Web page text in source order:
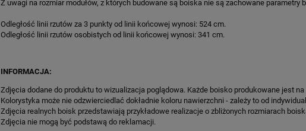
POWER PRO
Cena regularna:16 671,00 zł
Cena regularna:
Z uwagi na rozmiar modułów, z których budowane są boiska nie są zachowane parametry
Odległość linii rzutów za 3 punkty od linii końcowej wynosi: 524 cm.
Odległość linii rzutów osobistych od linii końcowej wynosi: 341 cm.
INFORMACJA:
Zdjęcia dodane do produktu to wizualizacja poglądowa. Każde boisko produkowane jest
Kolorystyka może nie odzwierciedlać dokładnie koloru nawierzchni - zależy to od
Zdjęcia realnych boisk przedstawiają przykładowe realizacje o zbliżonych rozmiarach
Zdjęcia nie mogą być podstawą do reklamacji.